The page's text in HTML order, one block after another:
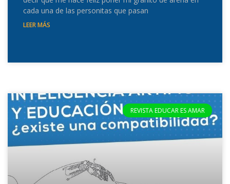
cada una de las personitas que pasan
LEER MÁS
REVISTA EDUCAR ES AMAR